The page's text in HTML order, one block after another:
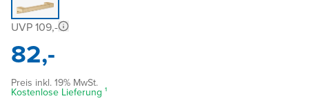
UVP 109,-
82,-
Preis inkl. 19% MwSt.
Kostenlose Lieferung ¹